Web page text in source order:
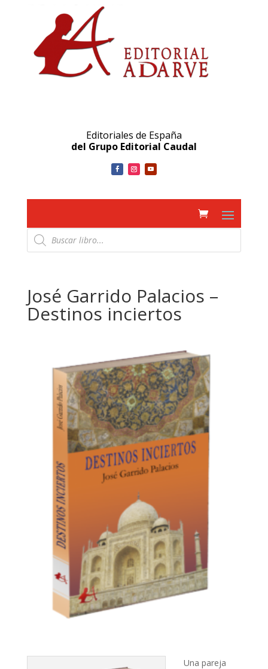
Editoriales de España
del Grupo Editorial Caudal
Búsqueda
de
productos
José Garrido Palacios –
Destinos inciertos
Una pareja